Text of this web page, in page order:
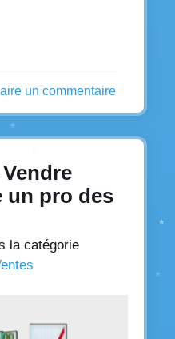
un commentaire
Vendre
un pro des
la catégorie